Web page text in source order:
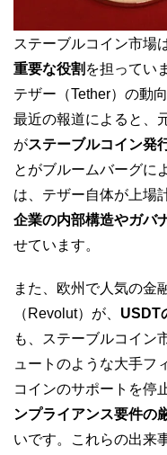
ステーブルコイン市場
重要な役割 を担ってい
テザー（Tether）の動
最近の報道によると、
がステーブルコイン発
とがブルームバーグに
は、テザー自体が上場
企業の内部構造やガバ
せています。
また、欧州で人気の金
（Revolut）が、 USDT
も、ステーブルコイン
ュートのような大手フ
コインのサポートを停
ンプライアンス要件の
いです。これらの出来